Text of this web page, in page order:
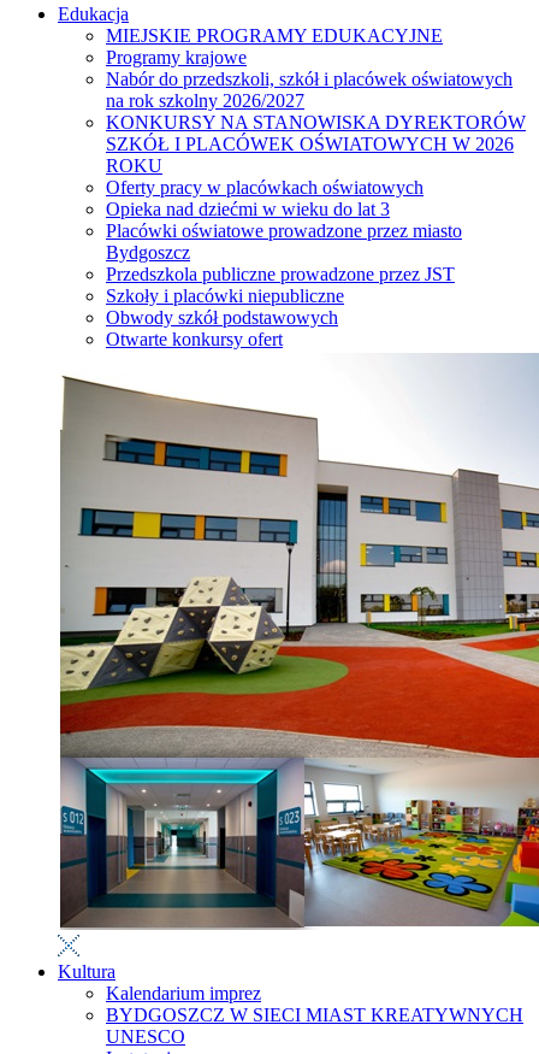
Edukacja
MIEJSKIE PROGRAMY EDUKACYJNE
Programy krajowe
Nabór do przedszkoli, szkół i placówek oświatowych
na rok szkolny 2026/2027
KONKURSY NA STANOWISKA DYREKTORÓW
SZKÓŁ I PLACÓWEK OŚWIATOWYCH W 2026
ROKU
Oferty pracy w placówkach oświatowych
Opieka nad dziećmi w wieku do lat 3
Placówki oświatowe prowadzone przez miasto
Bydgoszcz
Przedszkola publiczne prowadzone przez JST
Szkoły i placówki niepubliczne
Obwody szkół podstawowych
Otwarte konkursy ofert
Kultura
Kalendarium imprez
BYDGOSZCZ W SIECI MIAST KREATYWNYCH
UNESCO